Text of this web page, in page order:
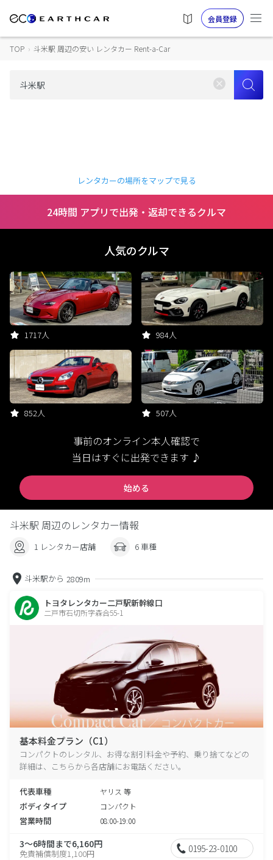
会員登録
TOP › 斗米駅 周辺の安い レンタカー Rent-a-Car
レンタカーの場所をマップで見る
24時間 アプリで出発・返却できるクルマ
人気のクルマ
1717人 984人
852人 507人
事前のオンライン本人確認で
当日はすぐに出発できます ♪
始める
斗米駅 周辺のレンタカー情報
1 レンタカー店舗 6 車種
斗米駅から 2809m
トヨタレンタカー二戸駅新幹線口
二戸市石切所字森合55-1
基本料金プラン（C1）
コンパクトのレンタル、お得な割引料金や予約、乗り捨てなどの
詳細は、こちらから各店舗にお電話ください。
代表車種 ヤリス 等
ボディタイプ コンパクト
営業時間 08:00-19:00
3～6時間まで6,160円
免責補償制度1,100円 0195-23-0100